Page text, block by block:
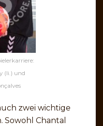
(li.) und
zwei wichtige
Sowohl Chantal